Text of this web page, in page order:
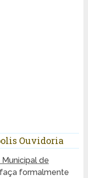
Ouvidoria
Municipal de
formalmente